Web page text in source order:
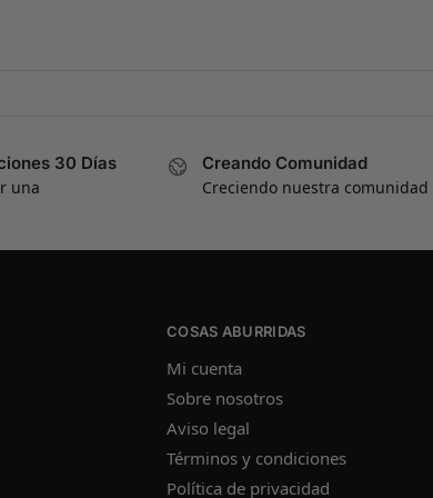
30 Días
una
Creando Comunidad
Creciendo nuestra comunidad
COSAS ABURRIDAS
Mi cuenta
Sobre nosotros
Aviso legal
Términos y condiciones
Política de privacidad